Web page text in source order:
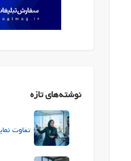
نوشته‌های تازه